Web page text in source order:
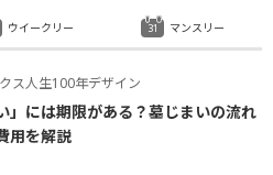
ス人生100年デザイン
」には期限がある？墓じまいの流れ
用を解説
ウイークリー マンスリー